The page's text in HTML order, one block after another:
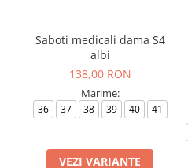
Saboti medicali dama S4
albi
138,00 RON
Marime:
36 37 38 39 40 41
VEZI VARIANTE